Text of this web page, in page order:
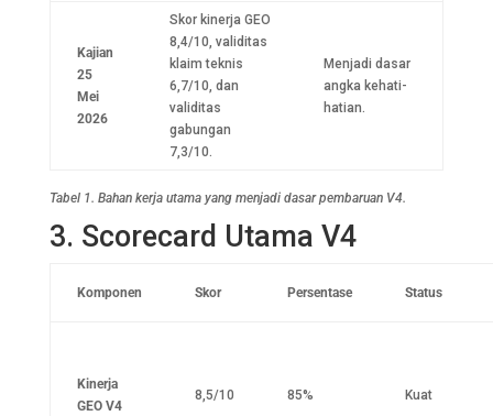
Kajian
25
Mei
2026
Skor kinerja GEO
8,4/10, validitas
klaim teknis
6,7/10, dan
validitas
gabungan
7,3/10.
Menjadi dasar
angka kehati-
hatian.
Tabel 1. Bahan kerja utama yang menjadi dasar pembaruan V4.
3. Scorecard Utama V4
Komponen Skor Persentase Status
Kinerja
GEO V4
8,5/10 85% Kuat